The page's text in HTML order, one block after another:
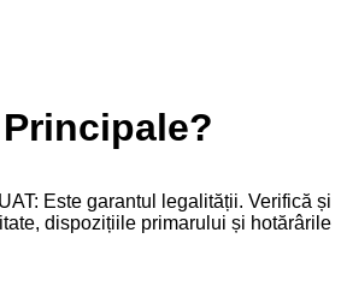
Este garantul legalității. Verifică și
dispozițiile primarului și hotărârile